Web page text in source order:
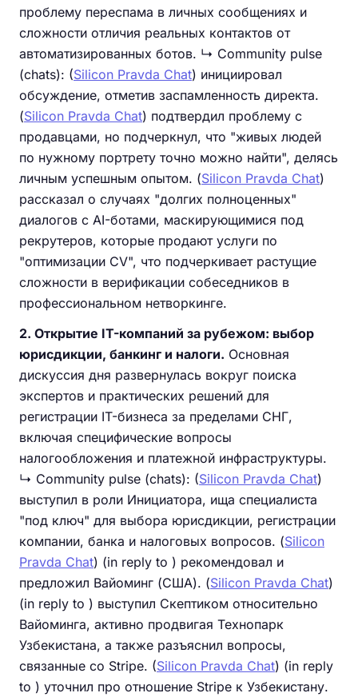
проблему переспама в личных сообщениях и
сложности отличия реальных контактов от
автоматизированных ботов. ↳ Community pulse
(chats): (Silicon Pravda Chat) инициировал
обсуждение, отметив заспамленность директа.
(Silicon Pravda Chat) подтвердил проблему с
продавцами, но подчеркнул, что "живых людей
по нужному портрету точно можно найти", делясь
личным успешным опытом. (Silicon Pravda Chat)
рассказал о случаях "долгих полноценных"
диалогов с AI-ботами, маскирующимися под
рекрутеров, которые продают услуги по
"оптимизации CV", что подчеркивает растущие
сложности в верификации собеседников в
профессиональном нетворкинге.
2. Открытие IT-компаний за рубежом: выбор
юрисдикции, банкинг и налоги. Основная
дискуссия дня развернулась вокруг поиска
экспертов и практических решений для
регистрации IT-бизнеса за пределами СНГ,
включая специфические вопросы
налогообложения и платежной инфраструктуры.
↳ Community pulse (chats): (Silicon Pravda Chat)
выступил в роли Инициатора, ища специалиста
"под ключ" для выбора юрисдикции, регистрации
компании, банка и налоговых вопросов. (Silicon
Pravda Chat) (in reply to ) рекомендовал и
предложил Вайоминг (США). (Silicon Pravda Chat)
(in reply to ) выступил Скептиком относительно
Вайоминга, активно продвигая Технопарк
Узбекистана, а также разъяснил вопросы,
связанные со Stripe. (Silicon Pravda Chat) (in reply
to ) уточнил про отношение Stripe к Узбекистану.